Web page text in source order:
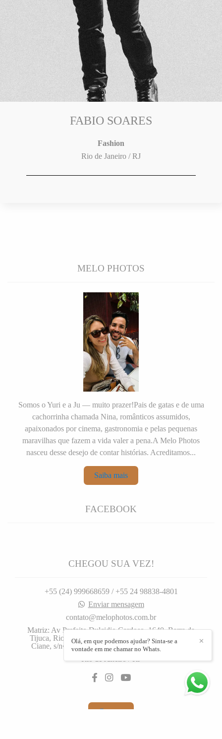
FABIO SOARES
Fashion
Rio de Janeiro / RJ
MELO PHOTOS
Somos o Yuri e a Ju — muito prazer!Pais de gatas e de uma
cachorrinha chamada Nina, românticos assumidos,
apaixonados por cinema, gastronomia e pelas pequenas
maravilhas que fazem a vida valer a pena.A Melo Photos
nasceu desse desejo de contar histórias. Acreditamos...
Saiba mais
FACEBOOK
CHEGOU SUA VEZ!
+55 (24) 999668659 / +55 24 98838-4801
Enviar mensagem
contato@melophotos.com.br
Matriz: Av Prefeito Dulcidio Cardoso, 1640. Barra da
Tijuca, Rio de Janeiro, 1640, Filial: Rua José Carlos
Ciane, s/n•. Centro, Barra Mansa. - Barra da Tijuca
Rio de Janeiro / RJ
Contato
✕
Olá, em que podemos ajudar? Sinta-se a
vontade em me chamar no Whats.